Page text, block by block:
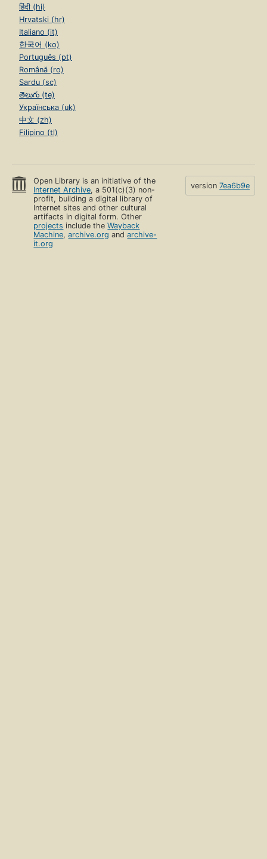
हिंदी (hi)
Hrvatski (hr)
Italiano (it)
한국어 (ko)
Português (pt)
Română (ro)
Sardu (sc)
తెలుగు (te)
Українська (uk)
中文 (zh)
Filipino (tl)
Open Library is an initiative of the
Internet Archive, a 501(c)(3) non-
profit, building a digital library of
Internet sites and other cultural
artifacts in digital form. Other
projects include theWayback
Machine,archive.org andarchive-
it.org
version 7ea6b9e